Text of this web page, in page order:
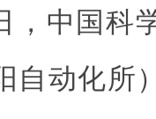
，中国科
自动化所